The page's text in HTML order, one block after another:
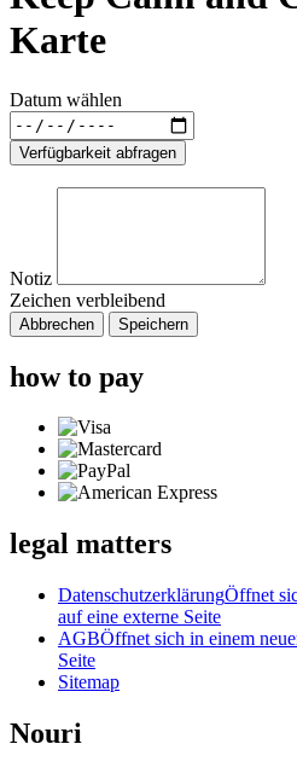
Karte
Datum wählen
Verfügbarkeit abfragen
Notiz
Zeichen verbleibend
Abbrechen Speichern
how to pay
legal matters
DatenschutzerklärungÖffnet
auf eine externe Seite
AGBÖffnet sich in einem
Seite
Sitemap
Nouri